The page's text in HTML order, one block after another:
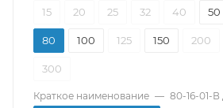
15 20 25 32 40 50
80 100 125 150 200
300
Краткое наименование — 80-16-01-